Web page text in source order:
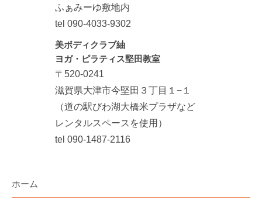
ふぁみーゆ敷地内
tel 090-4033-9302
美ボディクラブ紬
ヨガ・ピラティス堅田教室
〒520-0241
滋賀県大津市今堅田３丁目１−１
（道の駅びわ湖大橋米プラザなど
レンタルスペースを使用）
tel 090-1487-2116
ホーム